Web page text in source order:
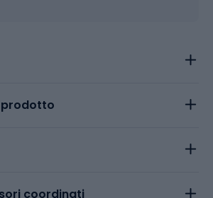
prodotto
coordinati